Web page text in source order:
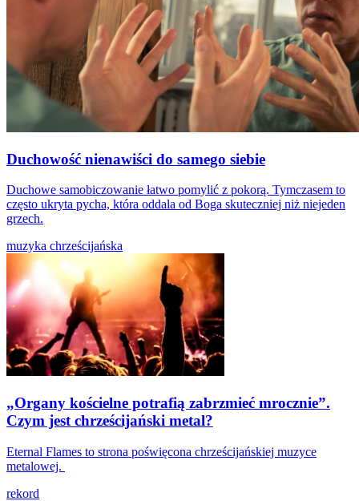
Duchowość nienawiści do samego siebie
Duchowe samobiczowanie łatwo pomylić z pokorą. Tymczasem to
często ukryta pycha, która oddala od Boga skuteczniej niż niejeden
grzech.
muzyka chrześcijańska
„Organy kościelne potrafią zabrzmieć mrocznie”.
Czym jest chrześcijański metal?
Eternal Flames to strona poświęcona chrześcijańskiej muzyce
metalowej.
rekord